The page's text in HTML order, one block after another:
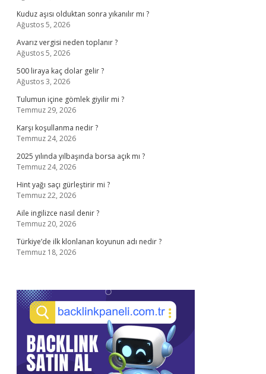
Kuduz aşısı olduktan sonra yıkanılır mı ?
Ağustos 5, 2026
Avarız vergisi neden toplanır ?
Ağustos 5, 2026
500 liraya kaç dolar gelir ?
Ağustos 3, 2026
Tulumun içine gömlek giyilir mi ?
Temmuz 29, 2026
Karşı koşullanma nedir ?
Temmuz 24, 2026
2025 yılında yılbaşında borsa açık mı ?
Temmuz 24, 2026
Hint yağı saçı gürleştirir mi ?
Temmuz 22, 2026
Aile ingilizce nasıl denir ?
Temmuz 20, 2026
Türkiye’de ilk klonlanan koyunun adı nedir ?
Temmuz 18, 2026